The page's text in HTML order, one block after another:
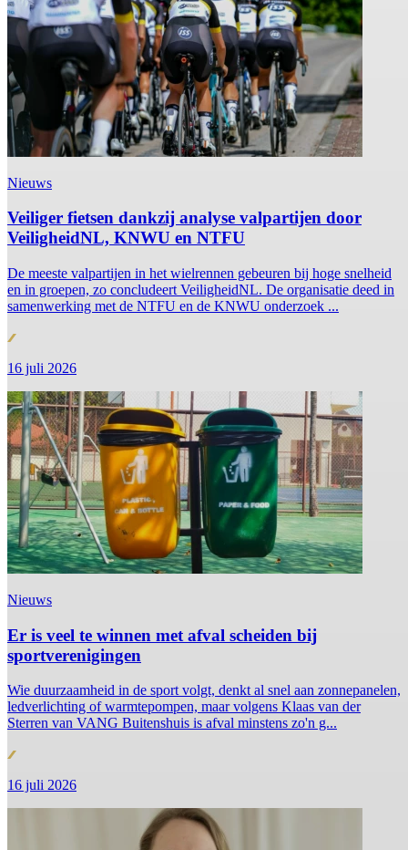
Nieuws
Veiliger fietsen dankzij analyse valpartijen door
VeiligheidNL, KNWU en NTFU
De meeste valpartijen in het wielrennen gebeuren bij hoge snelheid
en in groepen, zo concludeert VeiligheidNL. De organisatie deed in
samenwerking met de NTFU en de KNWU onderzoek ...
16 juli 2026
Nieuws
Er is veel te winnen met afval scheiden bij
sportverenigingen
Wie duurzaamheid in de sport volgt, denkt al snel aan zonnepanelen,
ledverlichting of warmtepompen, maar volgens Klaas van der
Sterren van VANG Buitenshuis is afval minstens zo'n g...
16 juli 2026